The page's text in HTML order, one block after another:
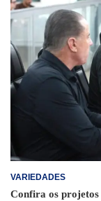
VARIEDADES
Confira os projetos